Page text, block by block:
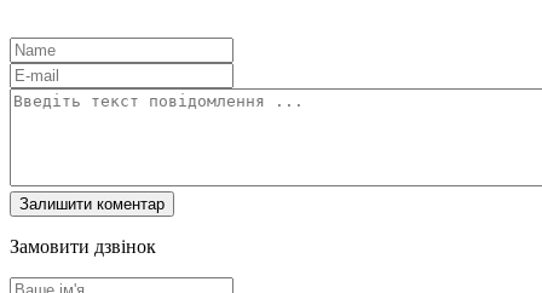
Замовити дзвінок